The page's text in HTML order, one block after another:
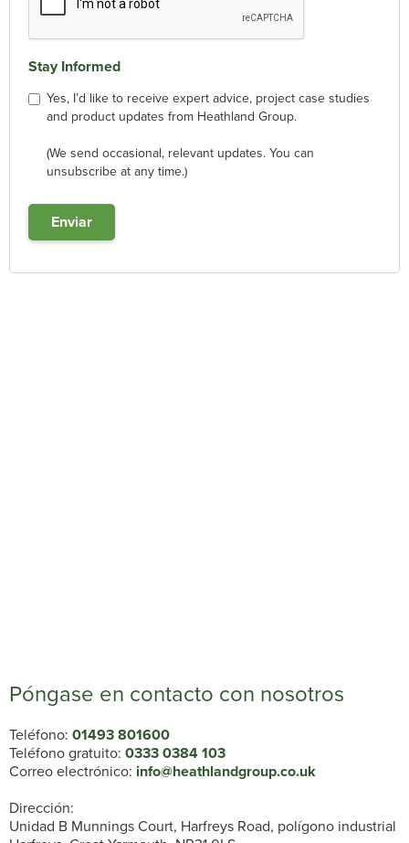
Stay Informed
Yes, I’d like to receive expert advice, project case studies
and product updates from Heathland Group.
(We send occasional, relevant updates. You can
unsubscribe at any time.)
Póngase en contacto con nosotros
Teléfono: 01493 801600
Teléfono gratuito: 0333 0384 103
Correo electrónico: info@heathlandgroup.co.uk
Dirección:
Unidad B Munnings Court, Harfreys Road, polígono industrial